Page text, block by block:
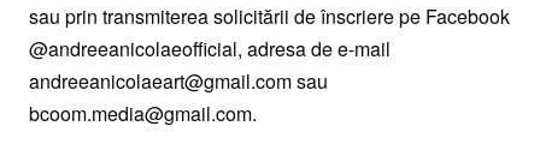
sau prin transmiterea solicitării de înscriere pe Facebook
@andreeanicolaeofficial, adresa de e-mail
andreeanicolaeart@gmail.com sau
bcoom.media@gmail.com.